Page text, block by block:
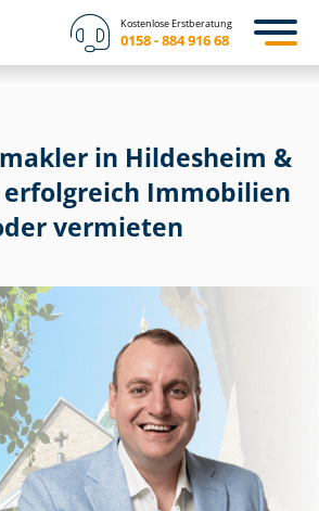
Kostenlose Erstberatung
0158 - 884 916 68
in Hildesheim &
erfolgreich Immobilien
vermieten